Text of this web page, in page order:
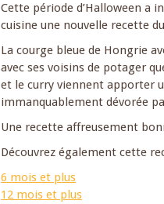
Cette période d’Halloween a
cuisine une nouvelle recette
La courge bleue de Hongrie
avec ses voisins de potager
et le curry viennent apporter
immanquablement dévorée
Une recette affreusement
Découvrez également cette
6 mois et plus
12 mois et plus